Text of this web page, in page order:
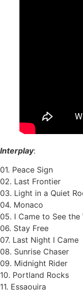
Interplay:
01. Peace Sign
02. Last Frontier
03. Light in a Quiet
04. Monaco
05. I Came to See the
06. Stay Free
07. Last Night I Came
08. Sunrise Chaser
09. Midnight Rider
10. Portland Rocks
11. Essaouira